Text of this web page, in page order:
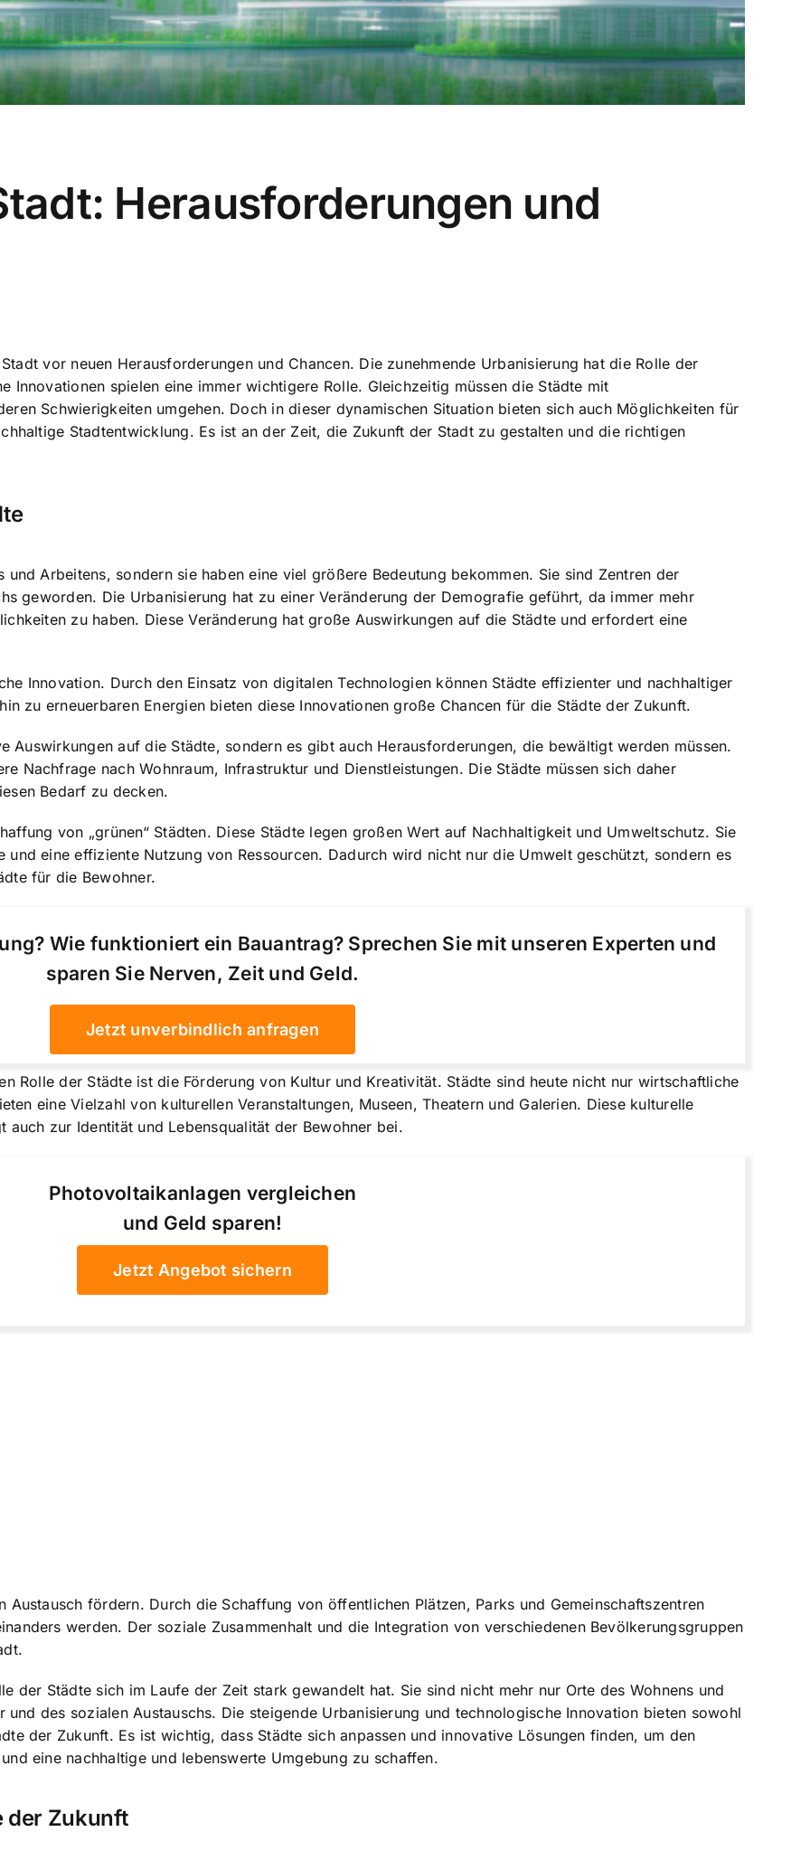
Herausforderungen und
vor neuen Herausforderungen und Chancen. Die zunehmende Urbanisierung hat die Rolle der
Innovationen spielen eine immer wichtigere Rolle. Gleichzeitig müssen die Städte mit
Schwierigkeiten umgehen. Doch in dieser dynamischen Situation bieten sich auch Möglichkeiten für
Stadtentwicklung. Es ist an der Zeit, die Zukunft der Stadt zu gestaltenund die richtigen
Arbeitens, sondern sie haben eine viel größere Bedeutung bekommen. Sie sind Zentren der
geworden. Die Urbanisierung hat zu einer Veränderung der Demografie geführt, da immer mehr
zu haben. Diese Veränderung hat große Auswirkungen auf die Städte und erfordert eine
Innovation. Durch den Einsatz von digitalen Technologien können Städte effizienter und nachhaltiger
zu erneuerbaren Energien bieten diese Innovationen große Chancen für die Städte der Zukunft.
Auswirkungen auf die Städte, sondern es gibt auch Herausforderungen, die bewältigt werden müssen.
Nachfrage nach Wohnraum, Infrastruktur und Dienstleistungen. Die Städte müssen sich daher
Bedarf zu decken.
von „grünen“ Städten. Diese Städte legen großen Wert auf Nachhaltigkeit und Umweltschutz. Sie
und eine effiziente Nutzung von Ressourcen. Dadurch wird nicht nur die Umwelt geschützt, sondern es
für die Bewohner.
Wie funktioniert ein Bauantrag? Sprechen Sie mit unseren Experten und
sparen Sie Nerven, Zeit und Geld.
Jetzt unverbindlich anfragen
Rolle der Städte ist die Förderung von Kultur und Kreativität. Städte sind heute nicht nur wirtschaftliche
eine Vielzahl von kulturellen Veranstaltungen, Museen, Theatern und Galerien. Diese kulturelle
zur Identität und Lebensqualität der Bewohner bei.
Photovoltaikanlagen vergleichen
und Geld sparen!
Jetzt Angebot sichern
Austausch fördern. Durch die Schaffung von öffentlichen Plätzen, Parks und Gemeinschaftszentren
werden. Der soziale Zusammenhalt und die Integration von verschiedenen Bevölkerungsgruppen
der Städte sich im Laufe der Zeit stark gewandelt hat. Sie sind nicht mehr nur Orte des Wohnens und
des sozialen Austauschs. Die steigende Urbanisierung und technologische Innovation bieten sowohl
der Zukunft. Es ist wichtig, dass Städte sich anpassen und innovative Lösungen finden, um den
eine nachhaltige und lebenswerte Umgebung zu schaffen.
der Zukunft